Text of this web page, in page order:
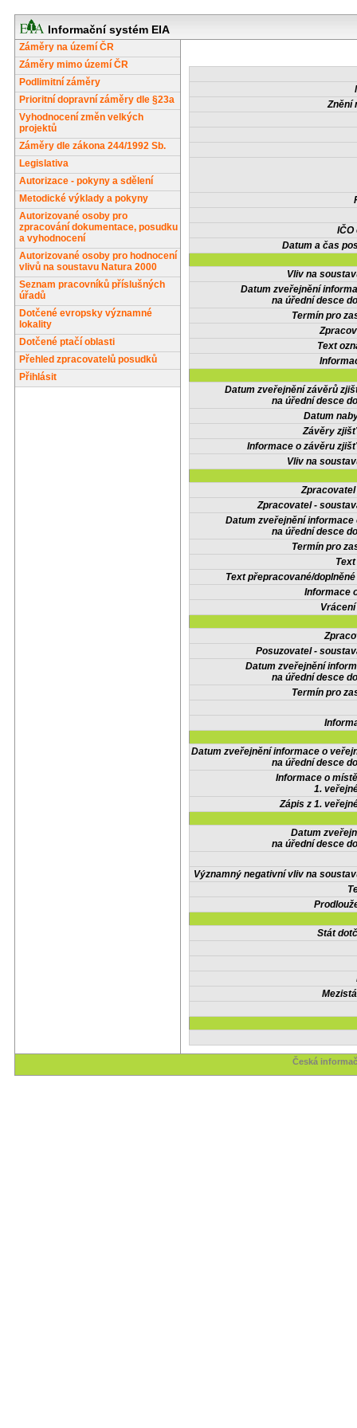
Informační systém EIA
Záměry na území ČR
Záměry mimo území ČR
Podlimitní záměry
Prioritní dopravní záměry dle §23a
Vyhodnocení změn velkých
projektů
Záměry dle zákona 244/1992 Sb.
Legislativa
Autorizace - pokyny a sdělení
Metodické výklady a pokyny
Autorizované osoby pro
zpracování dokumentace, posudku
a vyhodnocení
Autorizované osoby pro hodnocení
vlivů na soustavu Natura 2000
Seznam pracovníků příslušných
úřadů
Dotčené evropsky významné
lokality
Dotčené ptačí oblasti
Přehled zpracovatelů posudků
Přihlásit
Znění
IČO
Datum a čas
Vliv na
Datum zveřejnění
na úřední desce
Termín pro
Text
Datum zveřejnění závěrů
na úřední desce
Datum
Závěry
Informace o závěru
Vliv na
Zpracovatel -
Datum zveřejnění informace
na úřední desce
Termín pro
Text přepracované/
Informace
Posuzovatel -
Datum zveřejnění
na úřední desce
Termín pro
Datum zveřejnění informace o
na úřední desce
Informace o
1.
Zápis z 1.
Datum
na úřední desce
Významný negativní vliv na
Stát
Česká